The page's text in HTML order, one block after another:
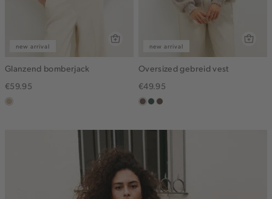
new arrival
Glanzend bomberjack
€59.95
lichtzand
new arrival
Oversized gebreid vest
€49.95
taupe
groen,
bruin